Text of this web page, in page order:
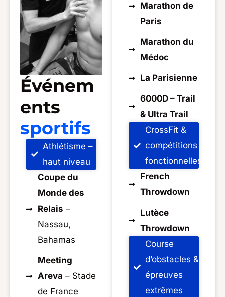
Événem
ents
sportifs
Athlétisme –
haut niveau
Coupe du
Monde des
Relais –
Nassau,
Bahamas
Meeting
Areva – Stade
de France
Marathon de
Paris
Marathon du
Médoc
La Parisienne
6000D – Trail
& Ultra Trail
CrossFit &
compétitions
fonctionnelles
French
Throwdown
Lutèce
Throwdown
Course
d’obstacles &
épreuves
extrêmes